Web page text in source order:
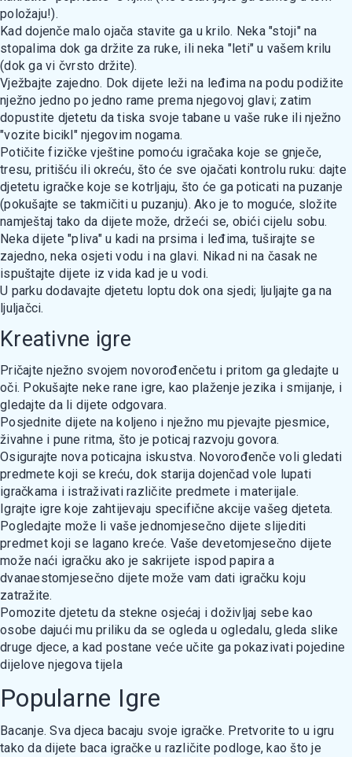
položaju!).
Kad dojenče malo ojača stavite ga u krilo. Neka "stoji" na
stopalima dok ga držite za ruke, ili neka "leti" u vašem krilu
(dok ga vi čvrsto držite).
Vježbajte zajedno. Dok dijete leži na leđima na podu podižite
nježno jedno po jedno rame prema njegovoj glavi; zatim
dopustite djetetu da tiska svoje tabane u vaše ruke ili nježno
"vozite bicikl" njegovim nogama.
Potičite fizičke vještine pomoću igračaka koje se gnječe,
tresu, pritišću ili okreću, što će sve ojačati kontrolu ruku: dajte
djetetu igračke koje se kotrljaju, što će ga poticati na puzanje
(pokušajte se takmičiti u puzanju). Ako je to moguće, složite
namještaj tako da dijete može, držeći se, obići cijelu sobu.
Neka dijete "pliva" u kadi na prsima i leđima, tuširajte se
zajedno, neka osjeti vodu i na glavi. Nikad ni na časak ne
ispuštajte dijete iz vida kad je u vodi.
U parku dodavajte djetetu loptu dok ona sjedi; ljuljajte ga na
ljuljačci.
Kreativne igre
Pričajte nježno svojem novorođenčetu i pritom ga gledajte u
oči. Pokušajte neke rane igre, kao plaženje jezika i smijanje, i
gledajte da li dijete odgovara.
Posjednite dijete na koljeno i nježno mu pjevajte pjesmice,
živahne i pune ritma, što je poticaj razvoju govora.
Osigurajte nova poticajna iskustva. Novorođenče voli gledati
predmete koji se kreću, dok starija dojenčad vole lupati
igračkama i istraživati različite predmete i materijale.
Igrajte igre koje zahtijevaju specifične akcije vašeg djeteta.
Pogledajte može li vaše jednomjesečno dijete slijediti
predmet koji se lagano kreće. Vaše devetomjesečno dijete
može naći igračku ako je sakrijete ispod papira a
dvanaestomjesečno dijete može vam dati igračku koju
zatražite.
Pomozite djetetu da stekne osjećaj i doživljaj sebe kao
osobe dajući mu priliku da se ogleda u ogledalu, gleda slike
druge djece, a kad postane veće učite ga pokazivati pojedine
dijelove njegova tijela
Popularne Igre
Bacanje. Sva djeca bacaju svoje igračke. Pretvorite to u igru
tako da dijete baca igračke u različite podloge, kao što je